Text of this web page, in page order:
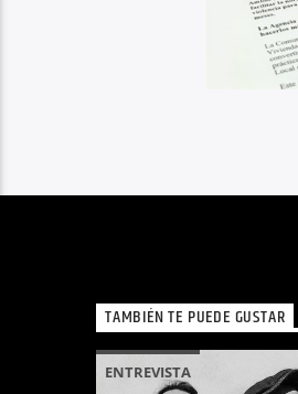
TAMBIÉN TE PUEDE GUSTAR
ENTREVISTA